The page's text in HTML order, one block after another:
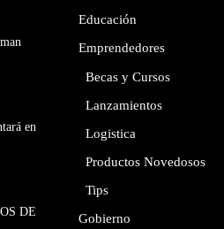
en
DE
Educación
Emprendedores
Becas y Cursos
Lanzamientos
Logistica
Productos Novedosos
Tips
Gobierno